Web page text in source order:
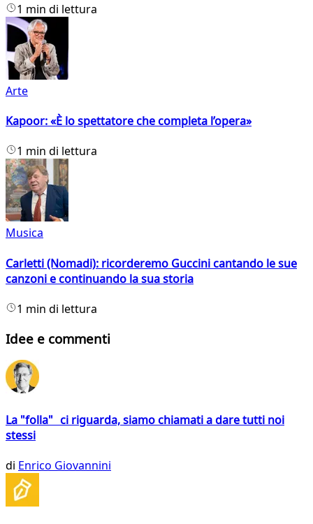
1 min di lettura
Arte
Kapoor: «È lo spettatore che completa l’opera»
1 min di lettura
Musica
Carletti (Nomadi): ricorderemo Guccini cantando le sue
canzoni e continuando la sua storia
1 min di lettura
Idee e commenti
La "folla" ci riguarda, siamo chiamati a dare tutti noi
stessi
di Enrico Giovannini